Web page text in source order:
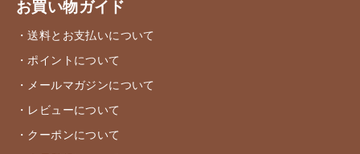
お買い物ガイド
・送料とお支払いについて
・ポイントについて
・メールマガジンについて
・レビューについて
・クーポンについて